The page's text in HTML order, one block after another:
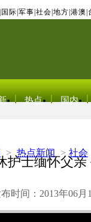
国际 军事 社会 地方 港澳
热点 国内
> 热点新闻 > 社会
护士缅怀父亲
时间：2013年06月